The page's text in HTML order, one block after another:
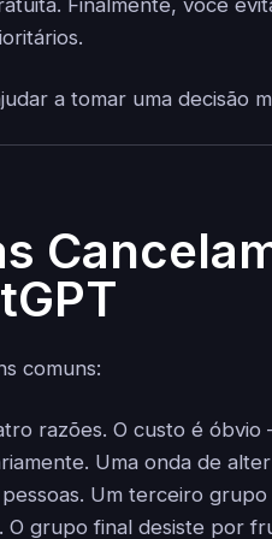
Finalmente, você
a tomar uma decisão
comuns:
razões. O custo é
Uma onda de
Um terceiro
grupo final desiste por